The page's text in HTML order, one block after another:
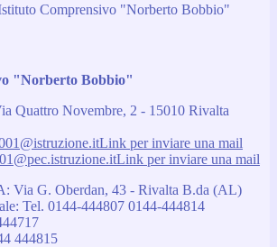
Comprensivo "Norberto Bobbio"
"Norberto Bobbio"
Quattro Novembre, 2 - 15010 Rivalta
Link per inviare una mail
Link per inviare una mail
Via G. Oberdan, 43 - Rivalta B.da (AL)
Tel. 0144-444807 0144-444814
444815